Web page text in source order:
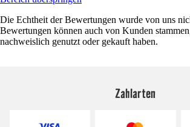
Die Echtheit der Bewertungen wurde von uns
Bewertungen können auch von Kunden
nachweislich genutzt oder gekauft haben.
Zahlarten